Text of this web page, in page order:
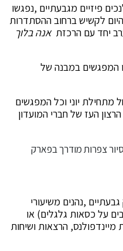
פיזיים מגבעתיים ,נפגשו
לקשיש ברחוב ההסתדרות
יחד עם הרכזת אנה בלוך
המפגשים במבנה של
מתחילת יוני וכל המפגשים
העז של חברי המועדון
,נהנים משיעורי
על כסאות גלגלים) או
הרצאות ושיחות